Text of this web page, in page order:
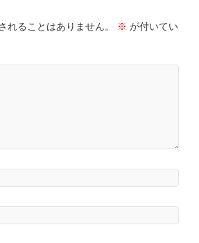
れることはありません。 ※ が付いてい